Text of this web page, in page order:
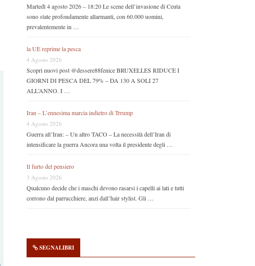
Martedì 4 agosto 2026 – 18:20 Le scene dell’invasione di Ceuta
sono state profondamente allarmanti, con 60.000 uomini,
prevalentemente in …
la UE reprime la pesca
4 Agosto 2026
Scopri nuovi post @dessere88fenice BRUXELLES RIDUCE I
GIORNI DI PESCA DEL 79% – DA 130 A SOLI 27
ALL’ANNO. I …
Iran – L’ennesima marcia indietro di Trrump
4 Agosto 2026
Guerra all’Iran: – Un altro TACO – La necessità dell’Iran di
intensificare la guerra Ancora una volta il presidente degli …
Il furto del pensiero
3 Agosto 2026
Qualcuno decide che i maschi devono rasarsi i capelli ai lati e tutti
corrono dal parrucchiere, anzi dall’hair stylist. Gli …
SEGNALIBRI